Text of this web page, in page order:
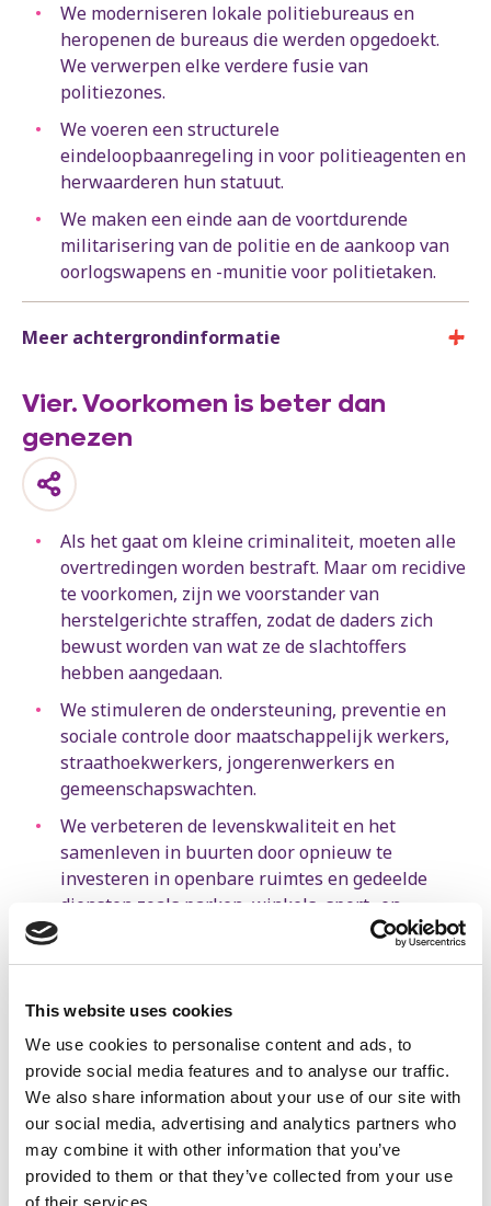
This website uses cookies
We use cookies to personalise content and ads, to
provide social media features and to analyse our traffic.
We also share information about your use of our site with
our social media, advertising and analytics partners who
may combine it with other information that you’ve
provided to them or that they’ve collected from your use
of their services.
We moderniseren lokale politiebureaus en
heropenen de bureaus die werden opgedoekt.
We verwerpen elke verdere fusie van
politiezones.
We voeren een structurele
eindeloopbaanregeling in voor politieagenten en
herwaarderen hun statuut.
We maken een einde aan de voortdurende
militarisering van de politie en de aankoop van
oorlogswapens en -munitie voor politietaken.
Meer achtergrondinformatie
Vier. Voorkomen is beter dan
genezen
Als het gaat om kleine criminaliteit, moeten alle
overtredingen worden bestraft. Maar om recidive
te voorkomen, zijn we voorstander van
herstelgerichte straffen, zodat de daders zich
bewust worden van wat ze de slachtoffers
hebben aangedaan.
We stimuleren de ondersteuning, preventie en
sociale controle door maatschappelijk werkers,
straathoekwerkers, jongerenwerkers en
gemeenschapswachten.
We verbeteren de levenskwaliteit en het
samenleven in buurten door opnieuw te
investeren in openbare ruimtes en gedeelde
diensten zoals parken, winkels, sport- en
culturele centra, jeugdclubs en buurthuizen.
Vijf. Goed werkende hulpdiensten
We draaien de hervorming van de civiele
bescherming terug door kazernes te heropenen